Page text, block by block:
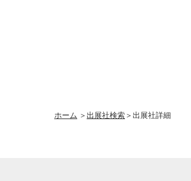
ホーム ＞出展社検索＞出展社詳細